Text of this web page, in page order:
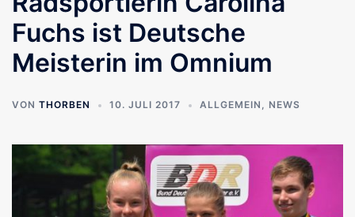
Fuchs ist Deutsche
Meisterin im Omnium
VON THORBEN 10. JULI 2017 ALLGEMEIN , NEWS